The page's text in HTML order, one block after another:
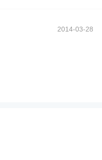
2014-03-28